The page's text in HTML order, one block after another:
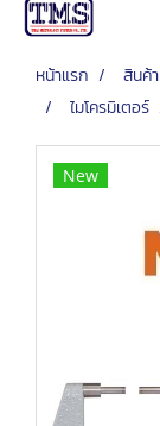
หน้าแรก สินค้
ไมโครมิเตอร์
New